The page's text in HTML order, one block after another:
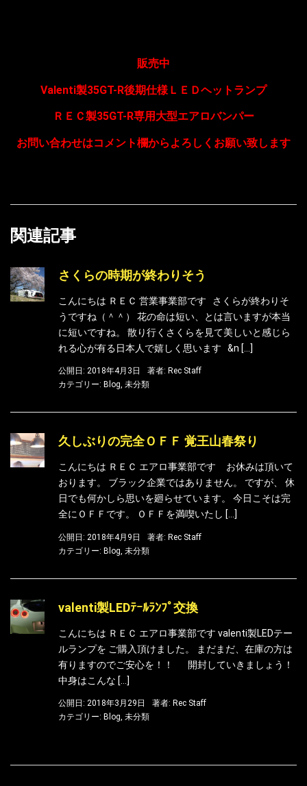
販売中
Valenti製35GT-R後期仕様ＬＥＤヘットランプ
ＲＥＣ製35GT-R専用大型エアロバンパー
お問い合わせはコメント欄からよろしくお願い致します
関連記事
さくらの時期が終わりそう
こんにちは ＲＥＣ 営業事業部です さくらが終わりそ
うですね（＾＾） 花の命は短い、とは言いますが本当
に短いですね。 散り行くさくらを見て美しいと感じら
れる心が有る日本人で嬉しく思います &n […]
公開日: 2018年4月3日 著者: Rec Staff
カテゴリー: Blog, 未分類
久しぶりの完全ＯＦＦ 覚王山春祭り
こんにちは ＲＥＣ エアロ事業部です お休みは頂いて
おります。 ブラック企業ではありません。 ですが、 休
日でも何かしら思いを廻らせています。 今日こそは完
全にＯＦＦです。 ＯＦＦを満喫いたし […]
公開日: 2018年4月9日 著者: Rec Staff
カテゴリー: Blog 未分類
valenti製LEDﾃｰﾙﾗﾝﾌﾟ交換
こんにちは ＲＥＣ エアロ事業部です valenti製LEDテー
ルランプを ご購入頂けました。 まだまだ、在庫の方は
有りますのでご安心を！！ 開封していきましょう！
中身はこんな […]
公開日: 2018年3月29日 著者: Rec Staff
カテゴリー: Blog, 未分類